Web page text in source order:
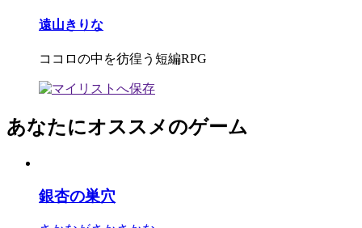
遠山きりな
ココロの中を彷徨う短編RPG
あなたにオススメのゲーム
銀杏の巣穴